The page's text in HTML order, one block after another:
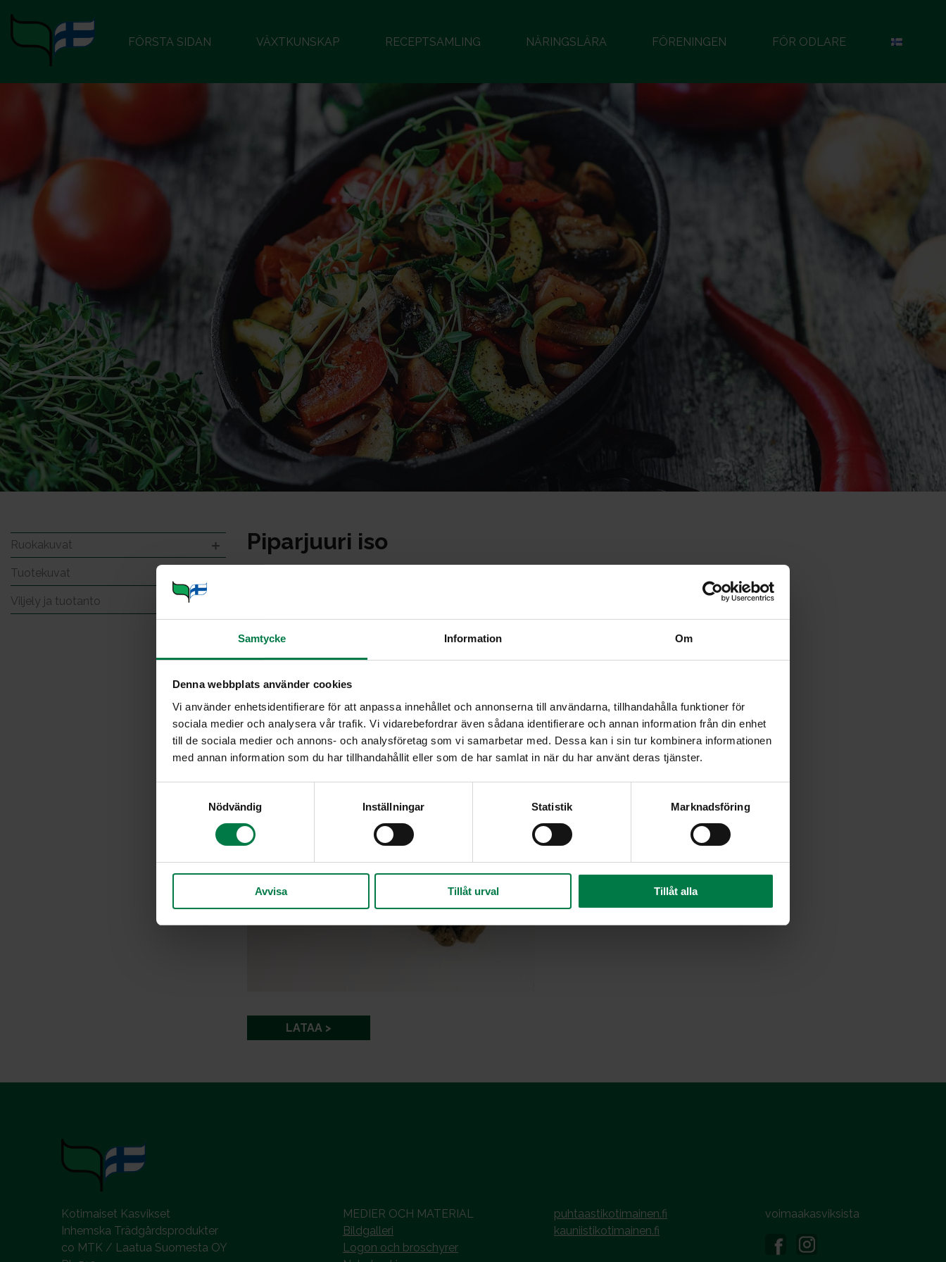
Samtycke Information Om
Denna webbplats använder cookies
Vi använder enhetsidentifierare för att anpassa innehållet och annonserna till användarna, tillhandahålla funktioner för
sociala medier och analysera vår trafik. Vi vidarebefordrar även sådana identifierare och annan information från din enhet
till de sociala medier och annons- och analysföretag som vi samarbetar med. Dessa kan i sin tur kombinera informationen
med annan information som du har tillhandahållit eller som de har samlat in när du har använt deras tjänster.
s
Nödvändig Inställningar Statistik Marknadsföring
Avvisa Tillåt urval Tillåt alla
FÖRSTA SIDAN VÄXTKUNSKAP RECEPTSAMLING NÄRINGSLÄRA FÖRENINGEN FÖR ODLARE
Ruokakuvat
Tuotekuvat
Viljely ja tuotanto
Piparjuuri iso
LATAA
Kotimaiset Kasvikset
Inhemska Trädgårdsprodukter
co MTK / Laatua Suomesta OY
MEDIER OCH MATERIAL
Bildgalleri
Logon och broschyrer
puhtaastikotimainen.fi
kauniistikotimainen.fi
voimaakasviksista